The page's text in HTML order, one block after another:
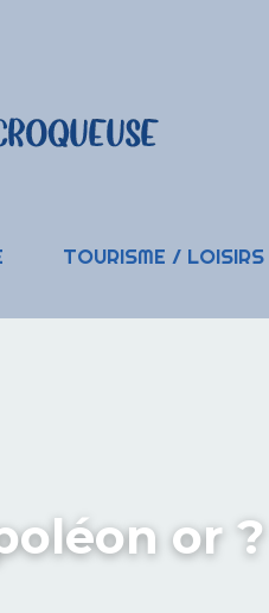
TOURISME / LOISIRS
or ?